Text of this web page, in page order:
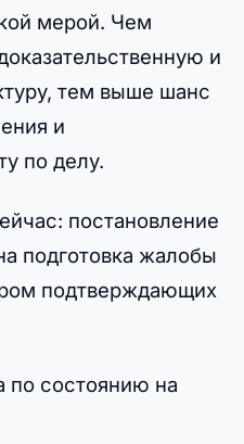
мерой. Чем
и
тем выше шанс
и
по делу.
постановление
подготовка жалобы
подтверждающих
по состоянию на